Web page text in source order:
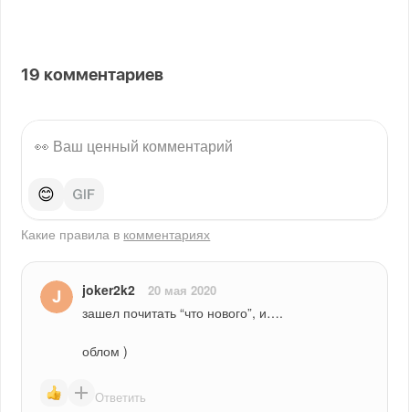
19 комментариев
😊
Какие правила в комментариях
joker2k2 20 мая 2020
зашел почитать “что нового”, и….
облом )
Ответить